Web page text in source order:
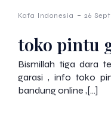
Kafa Indonesia - 26
toko pintu
Bismillah tiga dara
garasi , info toko
bandung online ,[…]